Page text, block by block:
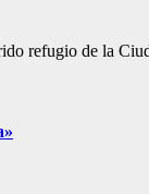
refugio de la